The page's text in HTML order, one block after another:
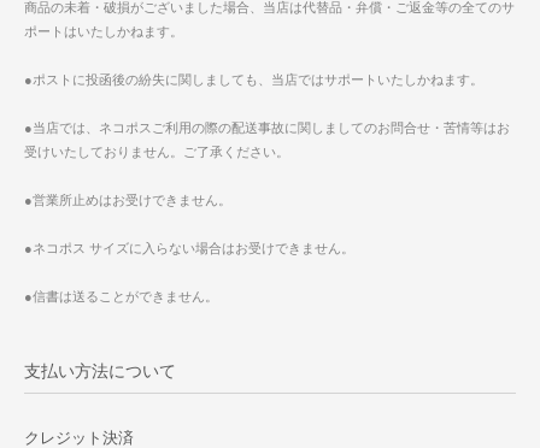
商品の未着・破損がございました場合、当店は代替品・弁償・ご返金等の全てのサ
ポートはいたしかねます。
●ポストに投函後の紛失に関しましても、当店ではサポートいたしかねます。
●当店では、ネコポスご利用の際の配送事故に関しましてのお問合せ・苦情等はお
受けいたしておりません。ご了承ください。
●営業所止めはお受けできません。
●ネコポス サイズに入らない場合はお受けできません。
●信書は送ることができません。
支払い方法について
クレジット決済